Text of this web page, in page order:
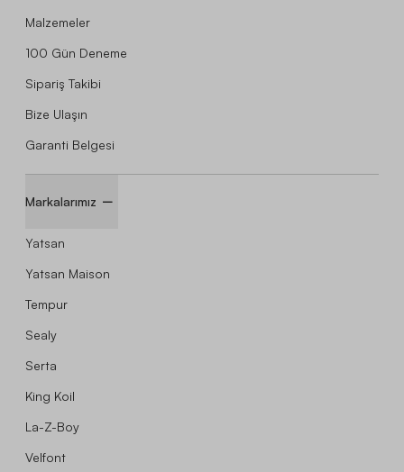
Malzemeler
100 Gün Deneme
Sipariş Takibi
Bize Ulaşın
Garanti Belgesi
Markalarımız
Yatsan
Yatsan Maison
Tempur
Sealy
Serta
King Koil
La-Z-Boy
Velfont